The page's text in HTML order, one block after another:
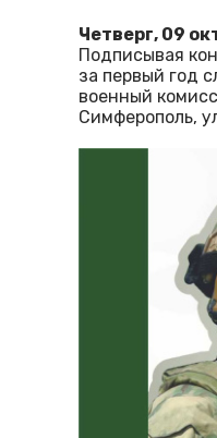
Четверг, 09
Подписывая
за первый год
военный
Симферополь,